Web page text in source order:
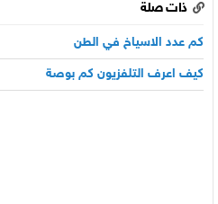
ذات صلة
كم عدد الاسياخ في الطن
كيف اعرف التلفزيون كم بوصة